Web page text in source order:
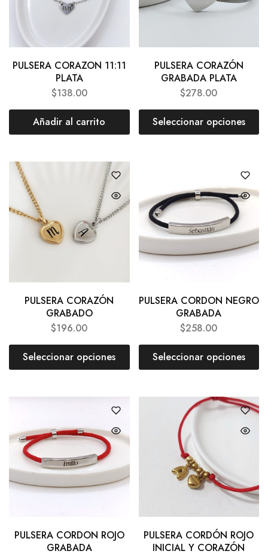
PULSERA CORAZON 11:11
PLATA
$138.00
Añadir al carrito
PULSERA CORAZÓN
GRABADA PLATA
$278.00
Seleccionar opciones
PULSERA CORAZÓN
GRABADO
$196.00
Seleccionar opciones
PULSERA CORDON NEGRO
GRABADA
$258.00
Seleccionar opciones
PULSERA CORDON ROJO
GRABADA
PULSERA CORDÓN ROJO
INICIAL Y CORAZÓN